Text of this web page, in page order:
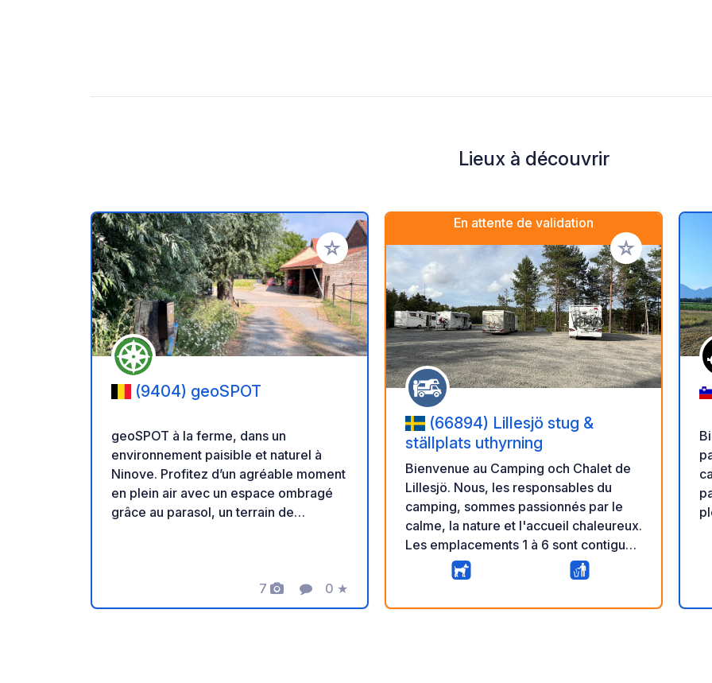
Lieux à découvrir
Ajouter à vos favoris
(9404) geoSPOT
geoSPOT à la ferme, dans un
environnement paisible et naturel à
Ninove. Profitez d’un agréable moment
en plein air avec un espace ombragé
grâce au parasol, un terrain de
Pensez à enregistrer le geoCode à
7
Photos Commentaire
0
Note
★
En attente de validation
Ajouter à vos
(66894) Lillesjö stug &
ställplats uthyrning
Bienvenue au Camping och Chalet de
Lillesjö. Nous, les responsables du
camping, sommes passionnés par le
calme, la nature et l'accueil chaleureux.
Les emplacements 1 à 6 sont contigus,
suivis de l'emplacement 7, légèrement
plus grand, et de l'emplacement 8,